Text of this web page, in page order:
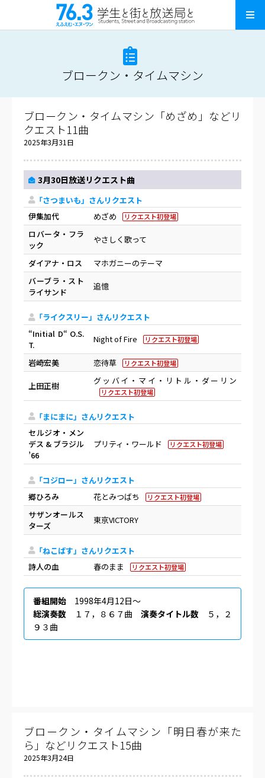
ブロークン・タイムマシン
ブロークン・タイムマシン「めざめ」などリ
クエスト11曲
2025年3月31日
3月30日放送リクエスト曲
「さつまいも」さんリクエスト
伊集加代
めざめ リクエスト初登場
ロバータ・フラ
ック
やさしく歌って
ダイアナ・ロス
マホガニーのテーマ
バーブラ・スト
ライサンド
追憶
「ライクスリー」さんリクエスト
“Initial D“ O.S.
T.
Night of Fire リクエスト初登場
岩崎宏美 恋待草 リクエスト初登場
上田正樹 グッバイ・マイ・リトル・ダーリン
リクエスト初登場
「まにまに」さんリクエスト
セルジオ・メン
デス & ブラジル
’66
プリティ・ワールド リクエスト初登場
「コジロー」さんリクエスト
郷ひろみ
花とみつばち リクエスト初登場
サザンオールス
ターズ
東京VICTORY
「ねこばす」さんリクエスト
詩人の血
春のまま リクエスト初登場
番組開始 1998年4月12日〜
総演奏数 １７，８６７曲 演奏タイトル数 ５，２
９３曲
ブロークン・タイムマシン「明日春が来た
ら」などリクエスト15曲
2025年3月24日